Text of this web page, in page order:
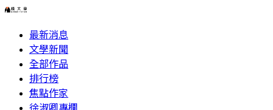
最新消息
文學新聞
全部作品
排行榜
焦點作家
徐淑卿專欄